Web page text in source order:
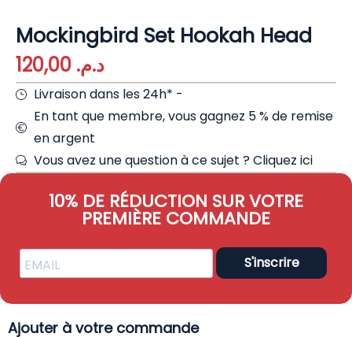
Mockingbird Set Hookah Head
د.م.
Livraison dans les 24h* -
En tant que membre, vous gagnez 5 % de remise
en argent
Vous avez une question à ce sujet ?Cliquez ici
10% DE RÉDUCTION SUR VOTRE
PREMIÈRE COMMANDE
S'inscrire
Ajouter à votre commande